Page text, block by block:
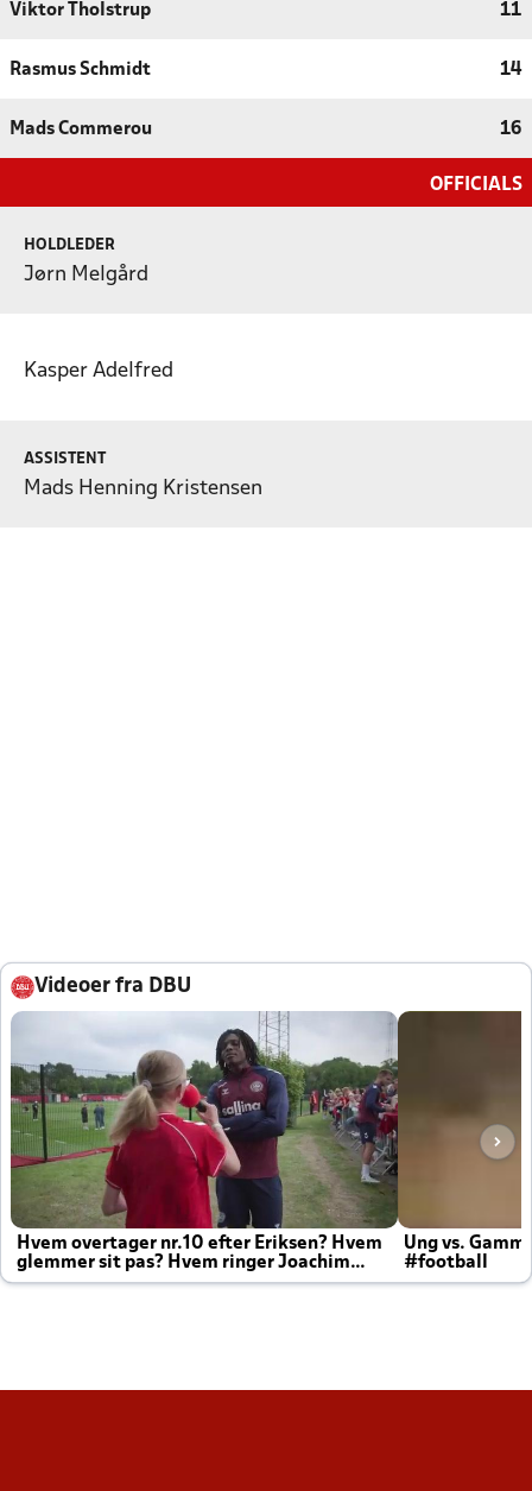
Viktor Tholstrup 11
Rasmus Schmidt 14
Mads Commerou 16
OFFICIALS
HOLDLEDER
Jørn Melgård
Kasper Adelfred
ASSISTENT
Mads Henning Kristensen
Videoer fra DBU
Hvem overtager nr.10 efter Eriksen? Hvem
glemmer sit pas? Hvem ringer Joachim
altid til efter kampe?
Ung vs.
#football